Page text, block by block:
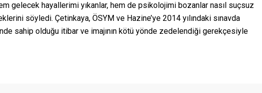
gelecek hayallerimi yıkanlar, hem de psikolojimi bozanlar nasıl suçsuz
söyledi. Çetinkaya, ÖSYM ve Hazine’ye 2014 yılındaki sınavda
sahip olduğu itibar ve imajının kötü yönde zedelendiği gerekçesiyle